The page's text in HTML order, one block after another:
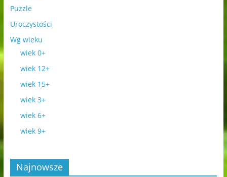
Puzzle
Uroczystości
Wg wieku
wiek 0+
wiek 12+
wiek 15+
wiek 3+
wiek 6+
wiek 9+
Najnowsze